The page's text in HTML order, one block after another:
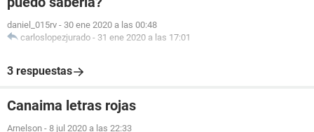
daniel_015rv - 30 ene 2020 a las 00:48
carloslopezjurado - 31 ene 2020 a las 17:01
3 respuestas
Canaima letras rojas
Arnelson - 8 jul 2020 a las 22:33